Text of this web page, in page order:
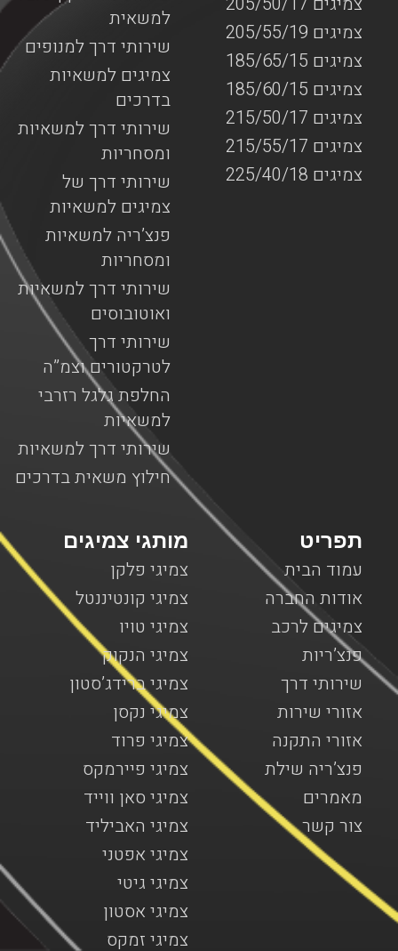
למשאית
שירותי דרך למנופים
צמיגים למשאיות
בדרכים
שירותי דרך למשאיות
ומסחריות
שירותי דרך של
צמיגים למשאיות
פנצ’ריה למשאיות
ומסחריות
שירותי דרך למשאיות
ואוטובוסים
שירותי דרך
לטרקטורים וצמ”ה
החלפת גלגל רזרבי
למשאיות
שירותי דרך למשאיות
חילוץ משאית בדרכים
צמיגים 205/55/19
צמיגים 185/65/15
צמיגים 185/60/15
צמיגים 215/50/17
צמיגים 215/55/17
צמיגים 225/40/18
מותגי צמיגים
צמיגי פלקן
צמיגי קונטיננטל
צמיגי טויו
צמיגי הנקוק
צמיגי ברידג’סטון
צמיגי נקסן
צמיגי פרוד
צמיגי פיירמקס
צמיגי סאן ווייד
צמיגי האביליד
צמיגי אפטני
צמיגי גיטי
צמיגי אסטון
צמיגי זמקס
תפריט
עמוד הבית
אודות החברה
צמיגים לרכב
פנצ’ריות
שירותי דרך
אזורי שירות
אזורי התקנה
פנצ’ריה שילת
מאמרים
צור קשר